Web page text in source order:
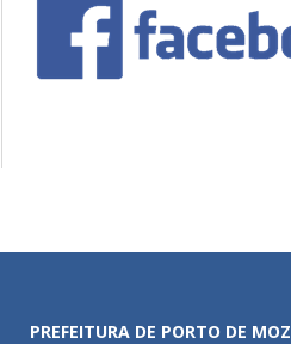
PREFEITURA DE PORTO DE MOZ